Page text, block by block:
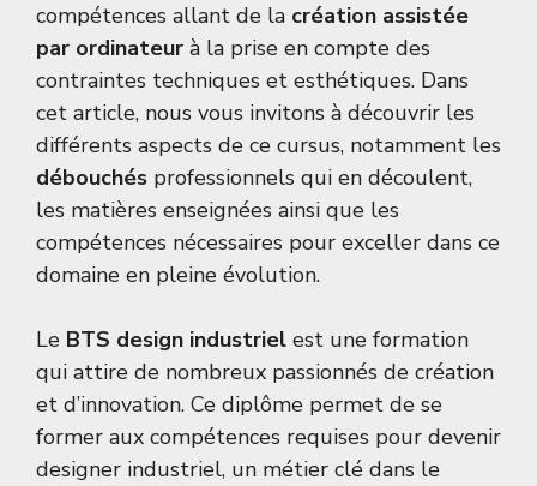
compétences allant de la création assistée
par ordinateur à la prise en compte des
contraintes techniques et esthétiques. Dans
cet article, nous vous invitons à découvrir les
différents aspects de ce cursus, notamment les
débouchés professionnels qui en découlent,
les matières enseignées ainsi que les
compétences nécessaires pour exceller dans ce
domaine en pleine évolution.
Le BTS design industriel est une formation
qui attire de nombreux passionnés de création
et d’innovation. Ce diplôme permet de se
former aux compétences requises pour devenir
designer industriel, un métier clé dans le